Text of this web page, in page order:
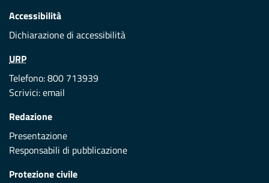
Accessibilità
Dichiarazione di accessibilità
URP
Telefono: 800 713939
Scrivici:email
Redazione
Presentazione
Responsabili di pubblicazione
Protezione civile